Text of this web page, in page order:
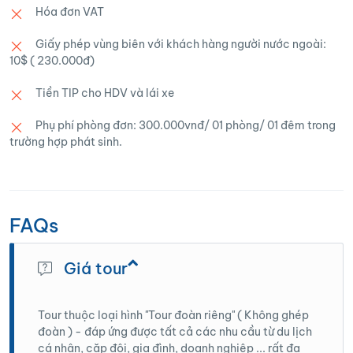
sâu… đoàn thăm nhà Pao, chụp ảnh Hoa theo
mùa với không gian được đánh giá là đẹp nhất
Cao Nguyên Đá.
Hà Giang, tự do khám phá Hà Giang về đêm.
khám phá dạo chơi khám phá vẻ quyến rũ của
đêm Sapa, Tự do mua sắm đồ lưu niệm.
lịch trình 5N4Đ. Hẹn gặp lại quý khách !
Hóa đơn VAT
Giấy phép vùng biên với khách hàng người nước ngoài:
10$ ( 230.000đ)
Tiền TIP cho HDV và lái xe
Phụ phí phòng đơn: 300.000vnđ/ 01 phòng/ 01 đêm trong
trường hợp phát sinh.
FAQs
Giá tour
Tour thuộc loại hình "Tour đoàn riêng" ( Không ghép
đoàn ) - đáp ứng được tất cả các nhu cầu từ du lịch
cá nhân, cặp đôi, gia đình, doanh nghiệp ... rất đa